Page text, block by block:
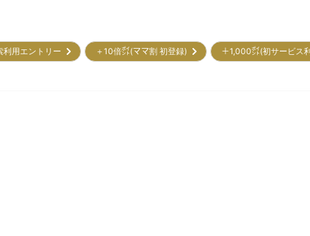
利用エントリー ＋10倍㌽(ママ割 初登録) ＋1,000㌽(初サービ